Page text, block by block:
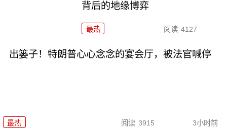
背后的地缘博弈
最热 阅读 4127
出篓子！特朗普心心念念的宴会厅，被法官喊停
最热 阅读 3915 3小时前